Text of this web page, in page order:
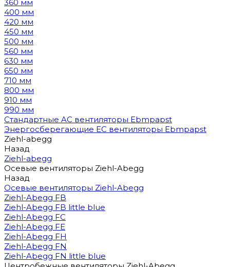
360 мм
400 мм
420 мм
450 мм
500 мм
560 мм
630 мм
650 мм
710 мм
800 мм
910 мм
990 мм
Стандартные AC вентиляторы Ebmpapst
Энергосберегающие EC вентиляторы Ebmpapst
Ziehl-abegg
Назад
Ziehl-abegg
Осевые вентиляторы Ziehl-Abegg
Назад
Осевые вентиляторы Ziehl-Abegg
Ziehl-Abegg FB
Ziehl-Abegg FB little blue
Ziehl-Abegg FC
Ziehl-Abegg FE
Ziehl-Abegg FH
Ziehl-Abegg FN
Ziehl-Abegg FN little blue